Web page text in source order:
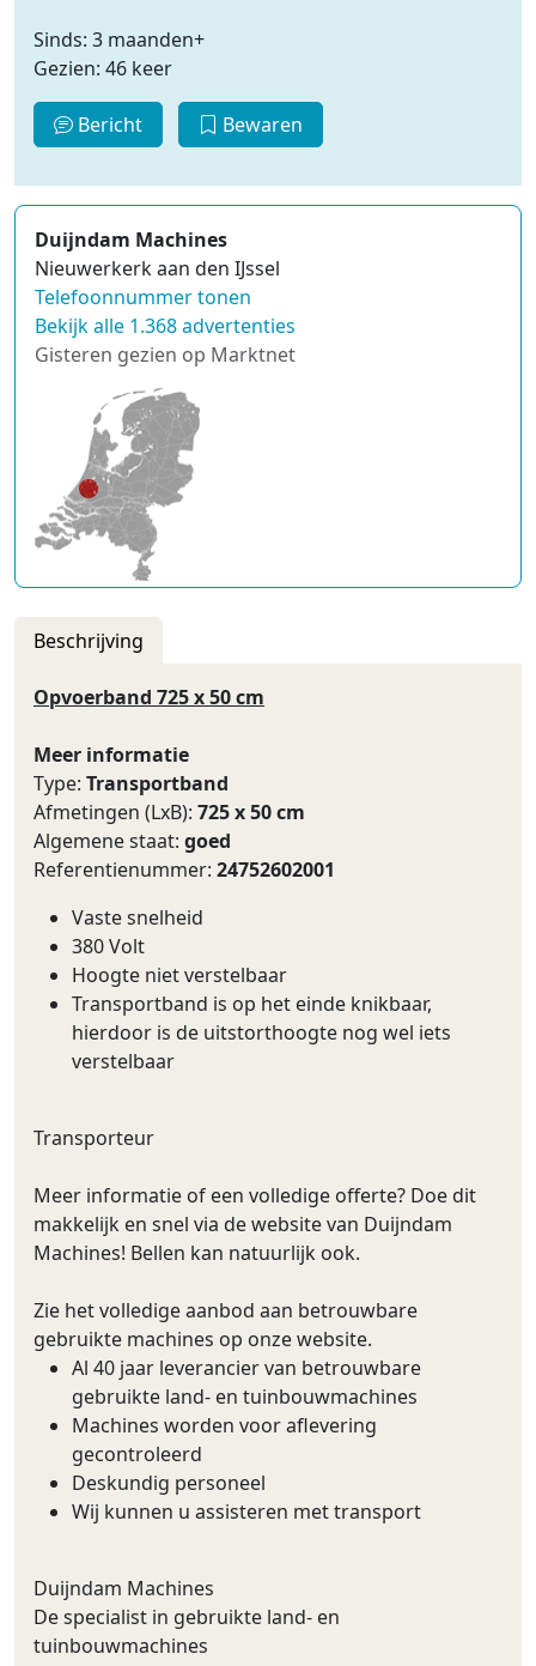
Sinds: 3 maanden+
Gezien: 46 keer
Bericht Bewaren
Duijndam Machines
Nieuwerkerk aan den IJssel
Telefoonnummer tonen
Bekijk alle 1.368 advertenties
Gisteren gezien op Marktnet
Beschrijving
Opvoerband 725 x 50 cm
Meer informatie
Type: Transportband
Afmetingen (LxB): 725 x 50 cm
Algemene staat: goed
Referentienummer: 24752602001
Vaste snelheid
380 Volt
Hoogte niet verstelbaar
Transportband is op het einde knikbaar,
hierdoor is de uitstorthoogte nog wel iets
verstelbaar
Transporteur
Meer informatie of een volledige offerte? Doe dit
makkelijk en snel via de website van Duijndam
Machines! Bellen kan natuurlijk ook.
Zie het volledige aanbod aan betrouwbare
gebruikte machines op onze website.
Al 40 jaar leverancier van betrouwbare
gebruikte land- en tuinbouwmachines
Machines worden voor aflevering
gecontroleerd
Deskundig personeel
Wij kunnen u assisteren met transport
Duijndam Machines
De specialist in gebruikte land- en
tuinbouwmachines